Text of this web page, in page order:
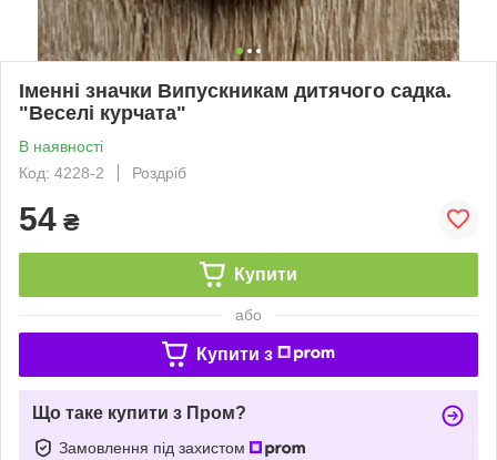
Іменні значки Випускникам дитячого садка.
"Веселі курчата"
В наявності
Код: 4228-2
Роздріб
54 ₴
Купити
або
Купити з
Що таке купити з Пром?
Замовлення під захистом